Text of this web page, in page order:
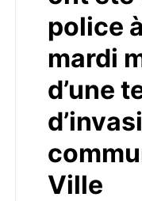
police
mardi
d’une
Ville